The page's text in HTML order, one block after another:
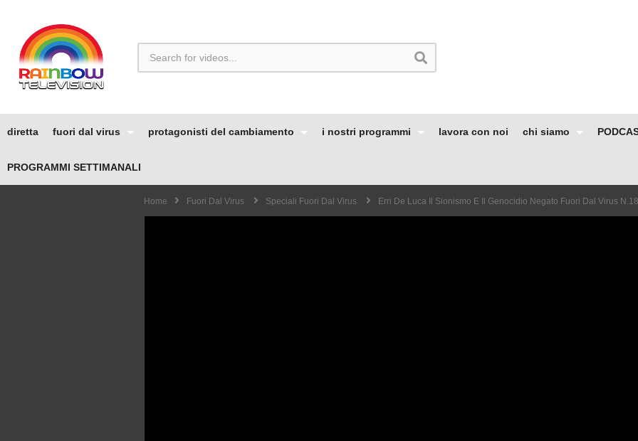
diretta fuori dal virus protagonisti del cambiamento i nostri programmi lavora con noi chi siamo
PROGRAMMI SETTIMANALI
Home Fuori Dal Virus Speciali Fuori Dal Virus Erri De Luca Il Sionismo E Il Genocidio Negato Fuori Dal Virus